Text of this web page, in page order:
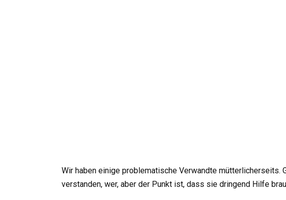
Wir haben einige problematische Verwandte
verstanden, wer, aber der Punkt ist, dass sie dringend Hilfe